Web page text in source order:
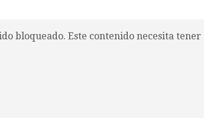
bloqueado. Este contenido necesita tener